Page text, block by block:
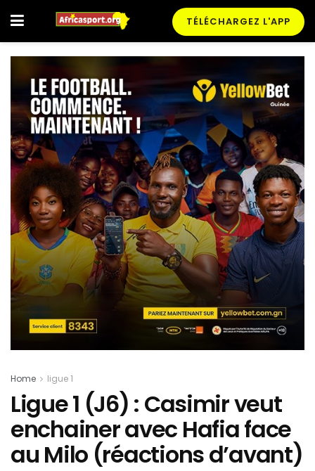
TÉLÉCHARGEZ L'APP
Home ligue 1
Ligue 1 (J6) : Casimir veut
enchainer avec Hafia face
au Milo (réactions d’avant)